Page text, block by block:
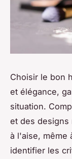
Choisir le bon
et élégance,
situation.
et des designs
à l'aise, même
identifier les